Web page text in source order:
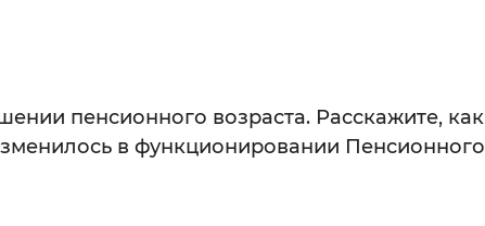
пенсионного возраста. Расскажите, как
в функционировании Пенсионного